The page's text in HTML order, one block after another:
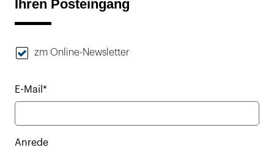
Ihren Posteingang
zm Online-Newsletter
E-Mail*
Anrede